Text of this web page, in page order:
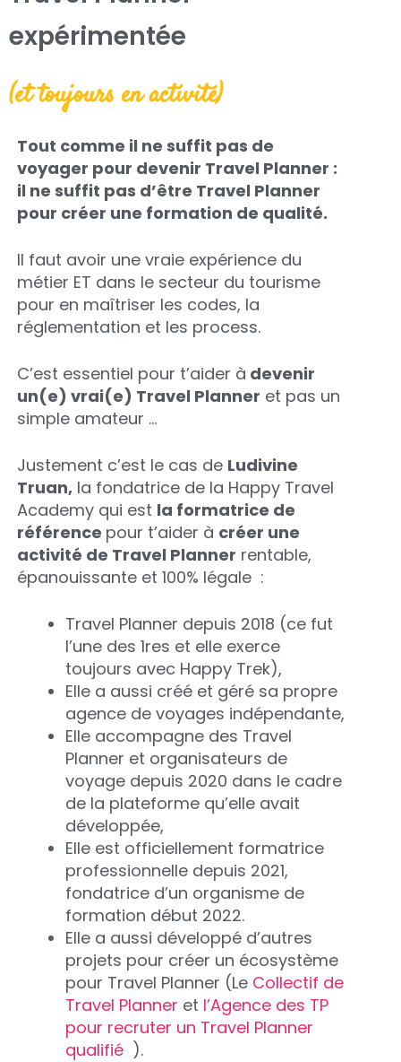
expérimentée
(et toujours en activité)
Tout comme il ne suffit pas de
voyager pour devenir Travel Planner :
il ne suffit pas d’être Travel Planner
pour créer une formation de qualité.
Il faut avoir une vraie expérience du
métier ET dans le secteur du tourisme
pour en maîtriser les codes, la
réglementation et les process.
C’est essentiel pour t’aider à devenir
un(e) vrai(e) Travel Planner et pas un
simple amateur …
Justement c’est le cas de Ludivine
Truan, la fondatrice de la Happy Travel
Academy qui est la formatrice de
référence pour t’aider à créer une
activité de Travel Planner rentable,
épanouissante et 100% légale :
Travel Planner depuis 2018 (ce fut
l’une des 1res et elle exerce
toujours avec Happy Trek),
Elle a aussi créé et géré sa propre
agence de voyages indépendante,
Elle accompagne des Travel
Planner et organisateurs de
voyage depuis 2020 dans le cadre
de la plateforme qu’elle avait
développée,
Elle est officiellement formatrice
professionnelle depuis 2021,
fondatrice d’un organisme de
formation début 2022.
Elle a aussi développé d’autres
projets pour créer un écosystème
pour Travel Planner (Le Collectif de
Travel Planner et l’Agence des TP
pour recruter un Travel Planner
qualifié ).